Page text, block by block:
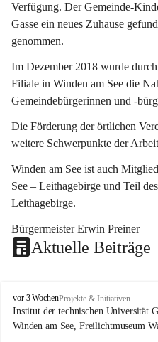
Verfügung. Der Gemeinde-
Gasse ein neues Zuhause
genommen.
Im Dezember 2018 wurde
Filiale in Winden am See die
Gemeindebürgerinnen und -
Die Förderung der örtlichen
weitere Schwerpunkte der
Winden am See ist auch
See – Leithagebirge und Teil
Leithagebirge.
Bürgermeister Erwin Preiner
Aktuelle Beiträge
W
i
n
vor 3 WochenProjekte & Initiativen
Institut der technischen Universität
Winden am See, Freilichtmuseum